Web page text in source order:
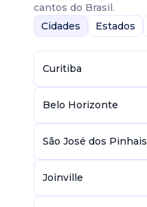
cantos do Brasil.
Cidades
Estados
Curitiba
Belo Horizonte
São José dos Pinhais
Joinville